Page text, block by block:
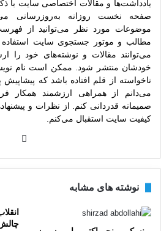
یادداشت‌ها و مقالات اختصاصی سایت با
صفحه نخست روزانه به‌روزرسانی
موضوعات مورد نظر می‌توانید از
مطالب و موتور جستجوی سایت استفاده
می‌توانند مقالات و نوشته‌های خود را
خودشان منتشر شود. ممکن است نام
ناخواسته از قلم افتاده باشد که
می‌دانم از همراهی ارزشمند همکار
صمیمانه قدردانی کنم. از نظرات و
کیفیت سایت استقبال می‌کنم.
نوشته های مشابه